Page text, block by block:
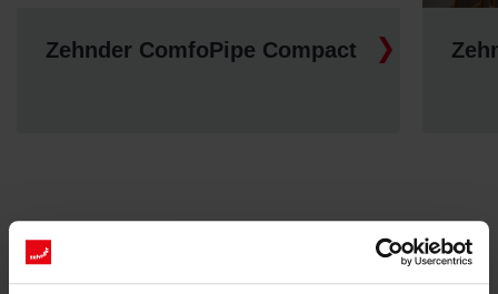
Zehnder ComfoPipe Compact